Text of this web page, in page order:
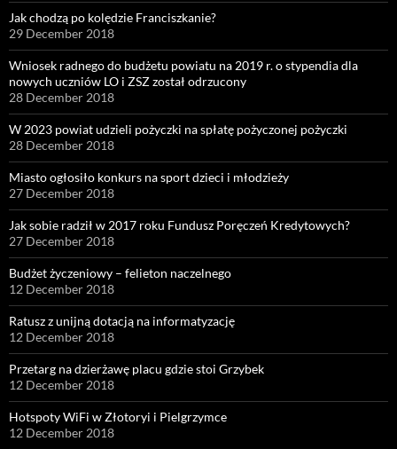
Jak chodzą po kolędzie Franciszkanie?
29 December 2018
Wniosek radnego do budżetu powiatu na 2019 r. o stypendia dla
nowych uczniów LO i ZSZ został odrzucony
28 December 2018
W 2023 powiat udzieli pożyczki na spłatę pożyczonej pożyczki
28 December 2018
Miasto ogłosiło konkurs na sport dzieci i młodzieży
27 December 2018
Jak sobie radził w 2017 roku Fundusz Poręczeń Kredytowych?
27 December 2018
Budżet życzeniowy – felieton naczelnego
12 December 2018
Ratusz z unijną dotacją na informatyzację
12 December 2018
Przetarg na dzierżawę placu gdzie stoi Grzybek
12 December 2018
Hotspoty WiFi w Złotoryi i Pielgrzymce
12 December 2018